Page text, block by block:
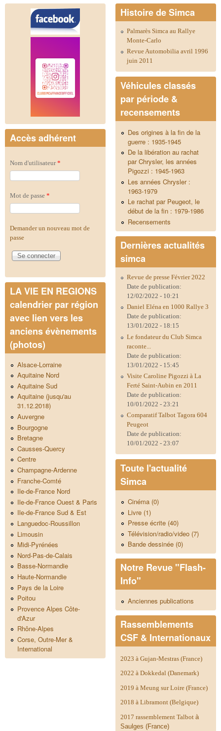
Accès adhérent
Nom d'utilisateur*
Mot de passe *
Demander un nouveau mot de
passe
LA VIE EN REGIONS
calendrier par région
avec lien vers les
anciens évènements
(photos)
Alsace-Lorraine
Aquitaine Nord
Aquitaine Sud
Aquitaine (jusqu'au
31.12.2018)
Auvergne
Bourgogne
Bretagne
Causses-Quercy
Centre
Champagne-Ardenne
Franche-Comté
Ile-de-France Nord
Ile-de-France Ouest & Paris
Ile-de-France Sud & Est
Languedoc-Roussillon
Limousin
Midi-Pyrénées
Nord-Pas-de-Calais
Basse-Normandie
Haute-Normandie
Pays de la Loire
Poitou
Provence Alpes Côte-
d'Azur
Rhône-Alpes
Corse, Outre-Mer &
International
Histoire de Simca
Palmarès Simca au Rallye
Monte-Carlo
Revue Automobilia avril 1996
juin 2011
Véhicules classés
par période &
recensements
Des origines à la fin de la
guerre : 1935-1945
De la libération au rachat
par Chrysler, les années
Pigozzi : 1945-1963
Les années Chrysler :
1963-1979
Le rachat par Peugeot, le
début de la fin : 1979-1986
Recensements
Dernières actualités
simca
Revue de presse Février 2022
Date de publication:
12/02/2022 - 10:21
Daniel Eléna en 1000 Rallye 3
Date de publication:
13/01/2022 - 18:15
Le fondateur du Club Simca
raconte...
Date de publication:
13/01/2022 - 15:45
Visite Caroline Pigozzi à La
Ferté Saint-Aubin en 2011
Date de publication:
10/01/2022 - 23:21
Comparatif Talbot Tagora 604
Peugeot
Date de publication:
10/01/2022 - 23:07
Toute l'actualité
Simca
Cinéma (0)
Livre (1)
Presse écrite (40)
Télévision/radio/video (7)
Bande dessinée (0)
Notre Revue "Flash-
Info"
Anciennes publications
Rassemblements
CSF & Internationaux
2023 à Gujan-Mestras (France)
2022 à Dokkedal (Danemark)
2019 à Meung sur Loire (France)
2018 à Libramont (Belgique)
2017 rassemblement Talbot à
Saulges (France)